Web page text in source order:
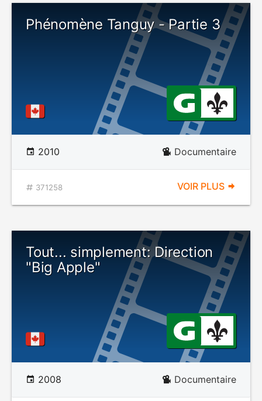
Phénomène Tanguy - Partie 3
2010 Documentaire
371258 VOIR PLUS
Tout... simplement: Direction
"Big Apple"
2008 Documentaire